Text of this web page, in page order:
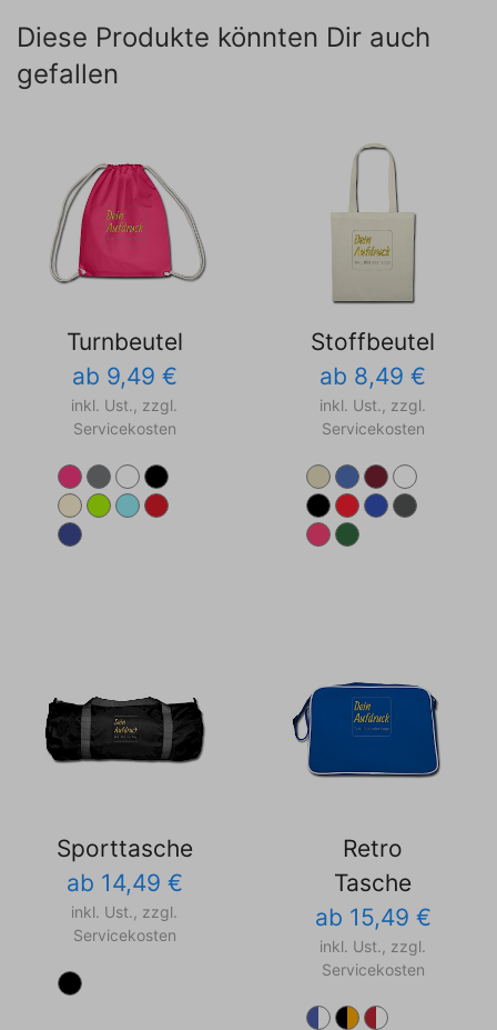
Diese Produkte könnten Dir auch
gefallen
Turnbeutel
ab 9,49 €
inkl. Ust., zzgl.
Servicekosten
Stoffbeutel
ab 8,49 €
inkl. Ust., zzgl.
Servicekosten
Sporttasche
ab 14,49 €
inkl. Ust., zzgl.
Servicekosten
Retro
Tasche
ab 15,49 €
inkl. Ust., zzgl.
Servicekosten